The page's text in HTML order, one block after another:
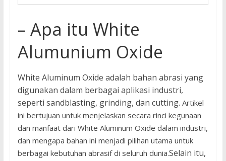
– Apa itu White
Alumunium Oxide
White Aluminum Oxide adalah bahan abrasi yang
digunakan dalam berbagai aplikasi industri,
seperti sandblasting, grinding, dan cutting. Artikel
ini bertujuan untuk menjelaskan secara rinci kegunaan
dan manfaat dari White Aluminum Oxide dalam industri,
dan mengapa bahan ini menjadi pilihan utama untuk
berbagai kebutuhan abrasif di seluruh dunia.Selain itu,